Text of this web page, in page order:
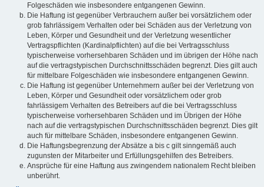
Folgeschäden wie insbesondere entgangenen Gewinn.
Die Haftung ist gegenüber Verbrauchern außer bei vorsätzlichem oder
grob fahrlässigem Verhalten oder bei Schäden aus der Verletzung von
Leben, Körper und Gesundheit und der Verletzung wesentlicher
Vertragspflichten (Kardinalpflichten) auf die bei Vertragsschluss
typischerweise vorhersehbaren Schäden und im übrigen der Höhe nach
auf die vertragstypischen Durchschnittsschäden begrenzt. Dies gilt auch
für mittelbare Folgeschäden wie insbesondere entgangenen Gewinn.
Die Haftung ist gegenüber Unternehmern außer bei der Verletzung von
Leben, Körper und Gesundheit oder vorsätzlichem oder grob
fahrlässigem Verhalten des Betreibers auf die bei Vertragsschluss
typischerweise vorhersehbaren Schäden und im Übrigen der Höhe
nach auf die vertragstypischen Durchschnittsschäden begrenzt. Dies gilt
auch für mittelbare Schäden, insbesondere entgangenen Gewinn.
Die Haftungsbegrenzung der Absätze a bis c gilt sinngemäß auch
zugunsten der Mitarbeiter und Erfüllungsgehilfen des Betreibers.
Ansprüche für eine Haftung aus zwingendem nationalem Recht bleiben
unberührt.